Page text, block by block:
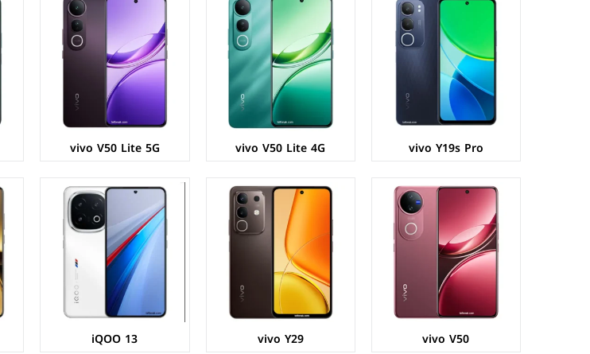
vivo Y19s Pro
vivo V50 Lite 4G
vivo V50 Lite 5G
vivo V50
المعالج:
الكاميرات:خلفية 50+50 م.ب/ امامية 50 م.ب.
الذاكرة+الرام:256/512 + 12 جيجابايت
نظام التشغيل:Android 15
البطارية:6000 مللي امبير - 90 واط
عرض المواصفات ←
vivo Y29
الشاشة:
المعالج:Qualcomm Snapdragon 685
الكاميرات:خلفية 50+2 م.ب / امامية 8 م.ب
الذاكرة+الرام:128/256 + 6/8 جيجابايت
نظام التشغيل:Android 15
البطارية:6500 مللي امبير - 44 واط
عرض المواصفات ←
iQOO 13
الشاشة:
المعالج:Qualcomm Snapdragon 8 Elite
الكاميرات:خلفية 50+50+50 م.ب/ امامية 32 م.ب
الذاكرة+الرام:256/512 + 12/16 جيجابايت
نظام التشغيل:Android 15
البطارية:6150 مللي امبير - 120 واط
عرض المواصفات ←
الشاشة:IPS LCD بحجم 6.56 بوصة بدقة HD+.
المعالج:Mediatek Dimensity 6300
الكاميرات:خلفية 50+2 م.ب / امامية 8 م.ب
الذاكرة+الرام:128/256 + 4/6/8 جيجابايت
نظام التشغيل:Android 14
البطارية:5000 مللي امبير - 15 واط
عرض المواصفات ←
الكاميرات:خلفية 50+AI م.ب / امامية 5 م.ب
الذاكرة+الرام:64/128 + 4/6 جيجابايت
نظام التشغيل:Android 14
البطارية:5500 مللي أمبير - 15 واط
عرض المواصفات ←
الشاشة:AMOLED بحجم 6.78 بوصة بدقة 1260p
المعالج:Qualcomm Snapdragon 7 Gen 3
الكاميرات:خلفية 50+2 م.ب / امامية 16 م.ب
الذاكرة+الرام:256 + 12 جيجابايت
نظام التشغيل:
البطارية:
عرض المواصفات ←